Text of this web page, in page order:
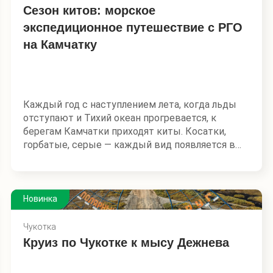
культурную и спортивную составляющую.
Участникам экспедиции предоставляется
возможность побывать в тех местах
арктического побережья Баренцева моря, куда
живописные бухты и губы, попадем в места
воинской славы, заброшенные гроты и стоянки
кораблей.
Сезон китов: морское
экспедиционное путешествие с РГО
на Камчатку
Каждый год с наступлением лета, когда льды
отступают и Тихий океан прогревается, к
берегам Камчатки приходят киты. Косатки,
горбатые, серые — каждый вид появляется в
Русское географическое общество совместно
с Институтом проблем экологии и эволюции
им. А. Н. Северцова и Кроноцким
государственным заповедником разработало
Новинка
Чукотка
Круиз по Чукотке к мысу Дежнева